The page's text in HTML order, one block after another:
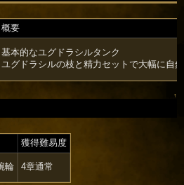
概要
基本的なユグドラシルタンク
ユグドラシルの枝と精力セットで大幅に自
↑
獲得難易度
輪 4章通常